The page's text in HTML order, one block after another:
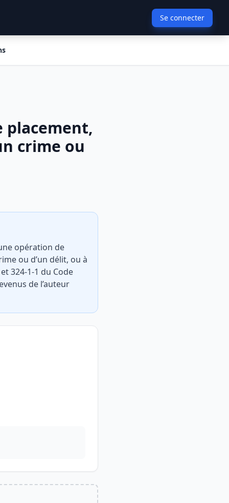
Se connecter
placement,
crime ou
opération de
ou d’un délit, ou à
324-1-1 du Code
de l’auteur